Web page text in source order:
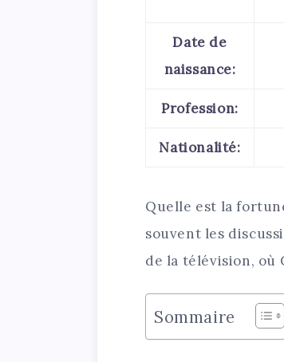
Date de
naissance:
Profession:
Nationalité:
Quelle est la
souvent les
de la télévision, où
Sommaire